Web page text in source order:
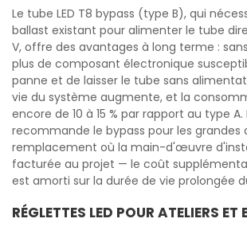
Le tube LED T8 bypass (type B), qui
ballast existant pour alimenter le tube
V, offre des avantages à long terme :
plus de composant électronique
panne et de laisser le tube sans
vie du système augmente, et la
encore de 10 à 15 % par rapport au type A.
recommande le bypass pour les grandes
remplacement où la main-d'œuvre
facturée au projet — le coût
est amorti sur la durée de vie prolongée
RÉGLETTES LED POUR ATELIERS ET